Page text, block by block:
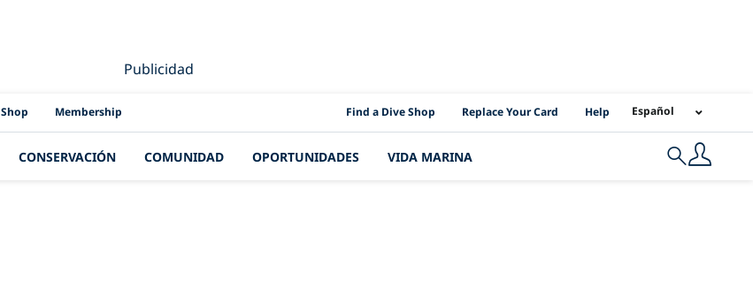
Publicidad
Shop Membership PADI Location Links
Find a Dive Shop Replace Your Card Help Español
CONSERVACIÓN COMUNIDAD OPORTUNIDADES VIDA MARINA Search